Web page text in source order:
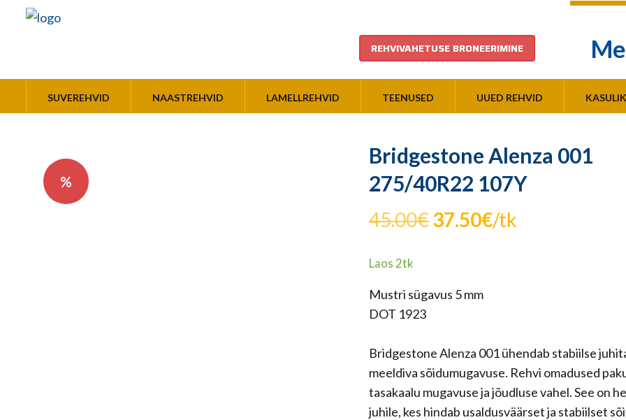
REHVIVAHETUSE BRONEERIMINE
SUVEREHVID NAASTREHVID LAMELLREHVID TEENUSED UUED REHVID
%
Bridgestone Alenza 001
275/40R22 107Y
45.00€Algne
37.50€Praegune
/tk
Laos 2tk
Mustri sügavus 5 mm
DOT 1923
Bridgestone Alenza 001 ühendab stabiilse
meeldiva sõidumugavuse. Rehvi omadused
tasakaalu mugavuse ja jõudluse vahel. See on
juhile, kes hindab usaldusväärset ja stabiilset